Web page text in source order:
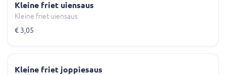
Kleine friet uiensaus
Kleine friet uiensaus
€ 3,05
Kleine friet joppiesaus